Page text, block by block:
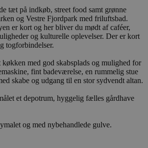
tæt på indkøb, street food samt grønne
og Vestre Fjordpark med friluftsbad.
er kort og her bliver du mødt af caféer,
og kulturelle oplevelser. Der er kort
togforbindelser.
med god skabsplads og mulighed for
fint badeværelse, en rummelig stue
skabe og udgang til en stor sydvendt altan.
et depotrum, hyggelig fælles gårdhave
og med nybehandlede gulve.